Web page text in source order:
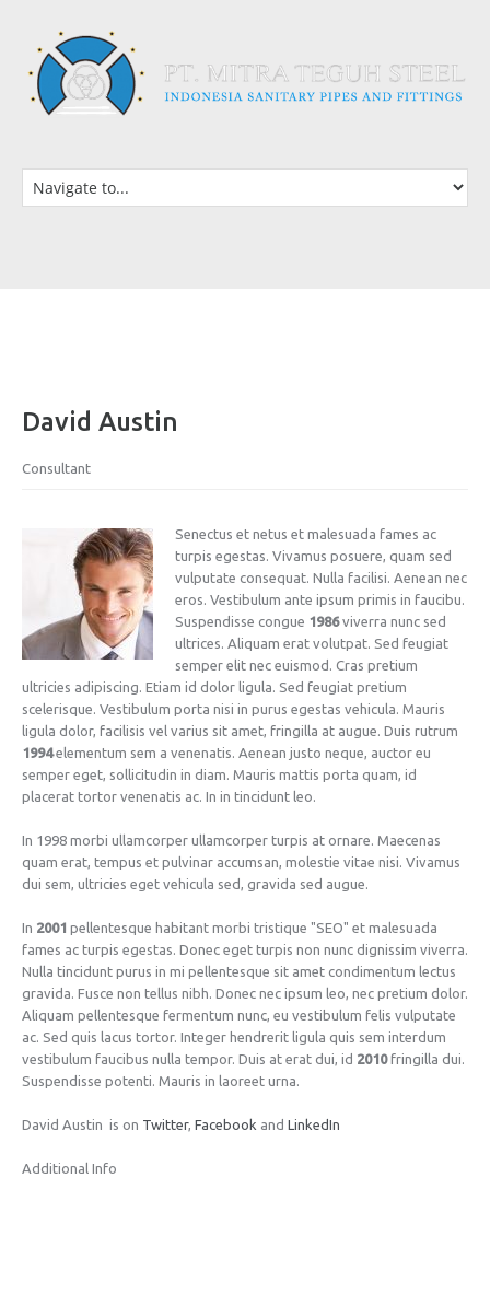
David Austin
Consultant
Senectus et netus et malesuada fames ac
turpis egestas. Vivamus posuere, quam sed
vulputate consequat. Nulla facilisi. Aenean nec
eros. Vestibulum ante ipsum primis in faucibu.
Suspendisse congue 1986viverra nunc sed
ultrices. Aliquam erat volutpat. Sed feugiat
semper elit nec euismod. Cras pretium
ultricies adipiscing. Etiam id dolor ligula. Sed feugiat pretium
scelerisque. Vestibulum porta nisi in purus egestas vehicula. Mauris
ligula dolor, facilisis vel varius sit amet, fringilla at augue. Duis rutrum
1994elementum sem a venenatis. Aenean justo neque, auctor eu
semper eget, sollicitudin in diam. Mauris mattis porta quam, id
placerat tortor venenatis ac. In in tincidunt leo.
In 1998 morbi ullamcorper ullamcorper turpis at ornare. Maecenas
quam erat, tempus et pulvinar accumsan, molestie vitae nisi. Vivamus
dui sem, ultricies eget vehicula sed, gravida sed augue.
In 2001 pellentesque habitant morbi tristique "SEO" et malesuada
fames ac turpis egestas. Donec eget turpis non nunc dignissim viverra.
Nulla tincidunt purus in mi pellentesque sit amet condimentum lectus
gravida. Fusce non tellus nibh. Donec nec ipsum leo, nec pretium dolor.
Aliquam pellentesque fermentum nunc, eu vestibulum felis vulputate
ac. Sed quis lacus tortor. Integer hendrerit ligula quis sem interdum
vestibulum faucibus nulla tempor. Duis at erat dui, id 2010fringilla dui.
Suspendisse potenti. Mauris in laoreet urna.
David Austin is on Twitter, Facebook and LinkedIn
Additional Info